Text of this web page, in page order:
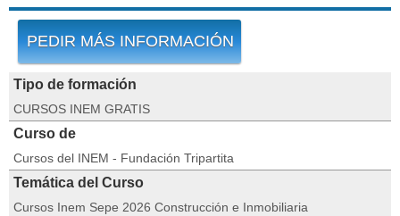
PEDIR MÁS INFORMACIÓN
Tipo de formación
CURSOS INEM GRATIS
Curso de
Cursos del INEM - Fundación Tripartita
Temática del Curso
Cursos Inem Sepe 2026 Construcción e Inmobiliaria